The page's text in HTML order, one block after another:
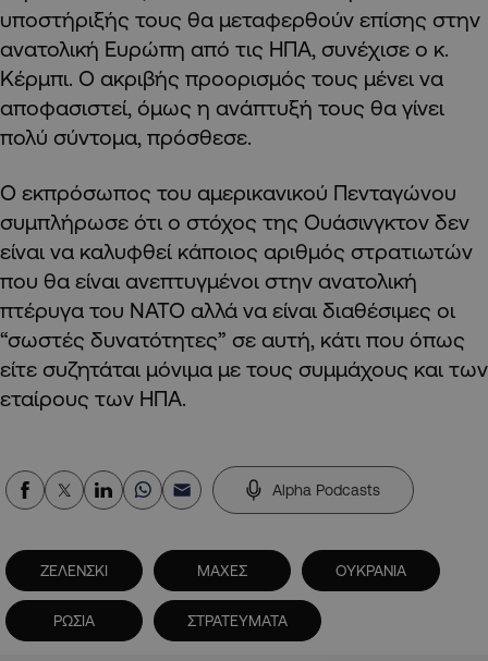
υποστήριξής τους θα μεταφερθούν επίσης στην
ανατολική Ευρώπη από τις ΗΠΑ, συνέχισε ο κ.
Κέρμπι. Ο ακριβής προορισμός τους μένει να
αποφασιστεί, όμως η ανάπτυξή τους θα γίνει
πολύ σύντομα, πρόσθεσε.
Ο εκπρόσωπος του αμερικανικού Πενταγώνου
συμπλήρωσε ότι ο στόχος της Ουάσινγκτον δεν
είναι να καλυφθεί κάποιος αριθμός στρατιωτών
που θα είναι ανεπτυγμένοι στην ανατολική
πτέρυγα του NATO αλλά να είναι διαθέσιμες οι
“σωστές δυνατότητες” σε αυτή, κάτι που όπως
είτε συζητάται μόνιμα με τους συμμάχους και των
εταίρους των ΗΠΑ.
Alpha Podcasts
ΖΕΛΕΝΣΚΙ ΜΑΧΕΣ ΟΥΚΡΑΝΙΑ
ΡΩΣΙΑ ΣΤΡΑΤΕΥΜΑΤΑ